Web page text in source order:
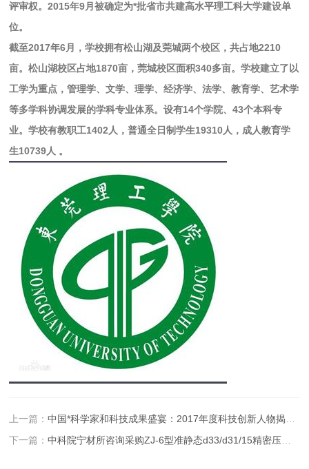
评审权。2015年9月被确定为*批省市共建高水平理工科大学建设单
位。
截至2017年6月，学校拥有松山湖及莞城两个校区，共占地2210
亩。松山湖校区占地1870亩，莞城校区面积340多亩。学校建立了以
工学为重点，管理学、文学、理学、经济学、法学、教育学、艺术学
等多学科协调发展的学科专业体系。设有14个学院、43个本科专
业。学校有教职工1402人，普通全日制学生19310人，成人教育学
生10739人 。
上一篇：中国*科学家和科技成果盛宴：2017年度科技创新人物揭晓！
下一篇：中科院宁材所咨询采购ZJ-6型准静态d33/d31/15精密压电测试仪